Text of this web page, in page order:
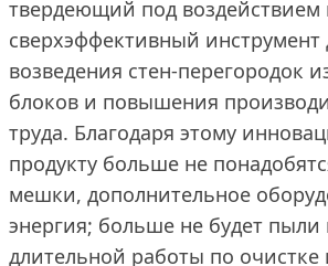
твердеющий под воздействием
сверхэффективный инструмент
возведения стен-перегородок
блоков и повышения
труда. Благодаря этому
продукту больше не
мешки, дополнительное
энергия; больше не будет пыли
длительной работы по очистке